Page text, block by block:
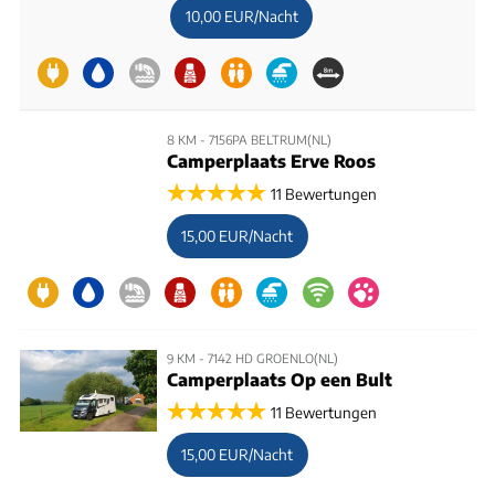
10,00 EUR/Nacht
8 KM - 7156PA BELTRUM(NL)
Camperplaats Erve Roos
11 Bewertungen
15,00 EUR/Nacht
9 KM - 7142 HD GROENLO(NL)
Camperplaats Op een Bult
11 Bewertungen
15,00 EUR/Nacht